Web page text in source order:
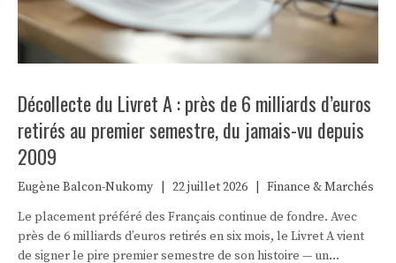
Décollecte du Livret A : près de 6 milliards d’euros
retirés au premier semestre, du jamais-vu depuis
2009
Eugène Balcon-Nukomy 22 juillet 2026
Finance & Marchés
Le placement préféré des Français continue de fondre. Avec
près de 6 milliards d’euros retirés en six mois, le Livret A vient
de signer le pire premier semestre de son histoire — un